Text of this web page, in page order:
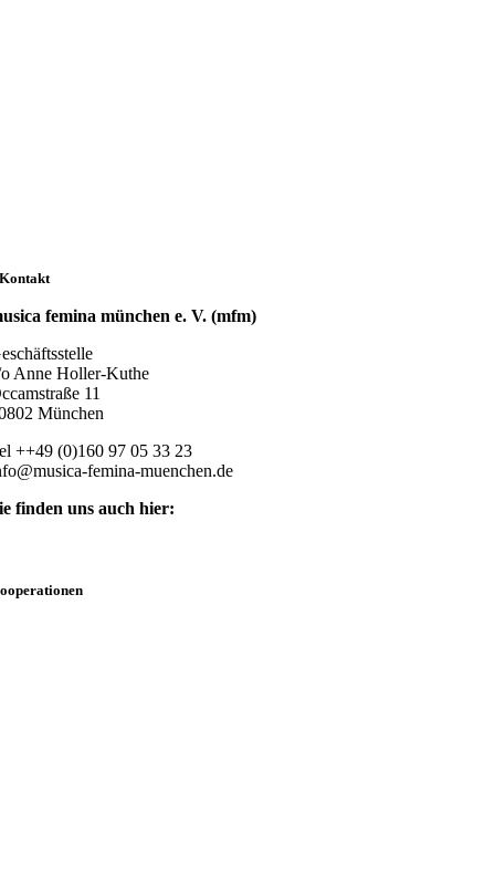
Kontakt
femina münchen e. V. (mfm)
Anne Holler-Kuthe
11
München
++49 (0)160 97 05 33 23
femina-muenchen.de
finden uns auch hier: